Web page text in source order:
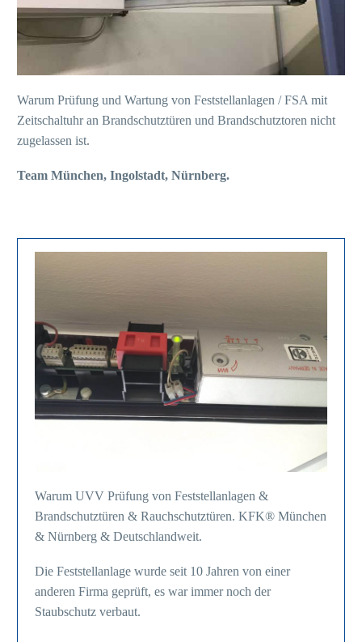
Warum Prüfung und Wartung von Feststellanlagen / FSA mit
Zeitschaltuhr an Brandschutztüren und Brandschutztoren nicht
zugelassen ist.
Team München, Ingolstadt, Nürnberg.
Warum UVV Prüfung von Feststellanlagen &
Brandschutztüren & Rauchschutztüren. KFK® München
& Nürnberg & Deutschlandweit.
Die Feststellanlage wurde seit 10 Jahren von einer
anderen Firma geprüft, es war immer noch der
Staubschutz verbaut.